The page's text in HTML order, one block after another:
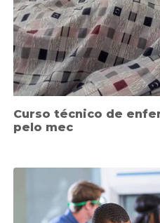
Curso técnico de
pelo mec